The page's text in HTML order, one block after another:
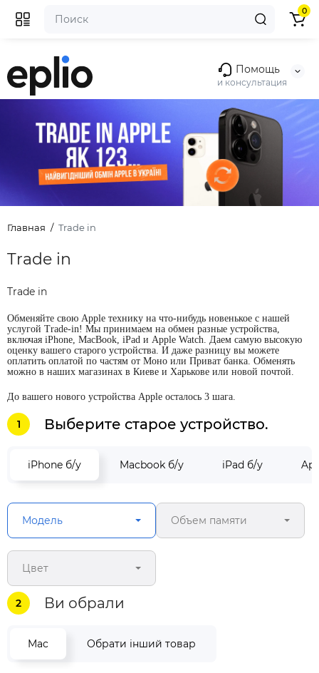
Помощь
и консультация
0
Главная Trade in
Trade in
Trade in
Обменяйте свою Apple технику на что-нибудь новенькое с нашей
услугой Trade-in! Мы принимаем на обмен разные устройства,
включая iPhone, MacBook, iPad и Apple Watch. Даем самую высокую
оценку вашего старого устройства. И даже разницу вы можете
оплатить оплатой по частям от Моно или Приват банка. Обменять
можно в наших магазинах в Киеве и Харькове или новой почтой.
До вашего нового устройства Apple осталось 3 шага.
1 Выберите старое устройство.
iPhone б/у Macbook б/у iPad б/у
Модель Объем памяти
Цвет
2 Ви обрали
Mac Обрати інший товар